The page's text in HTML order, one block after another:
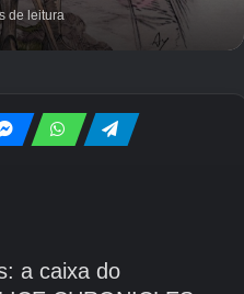
de leitura
a caixa do